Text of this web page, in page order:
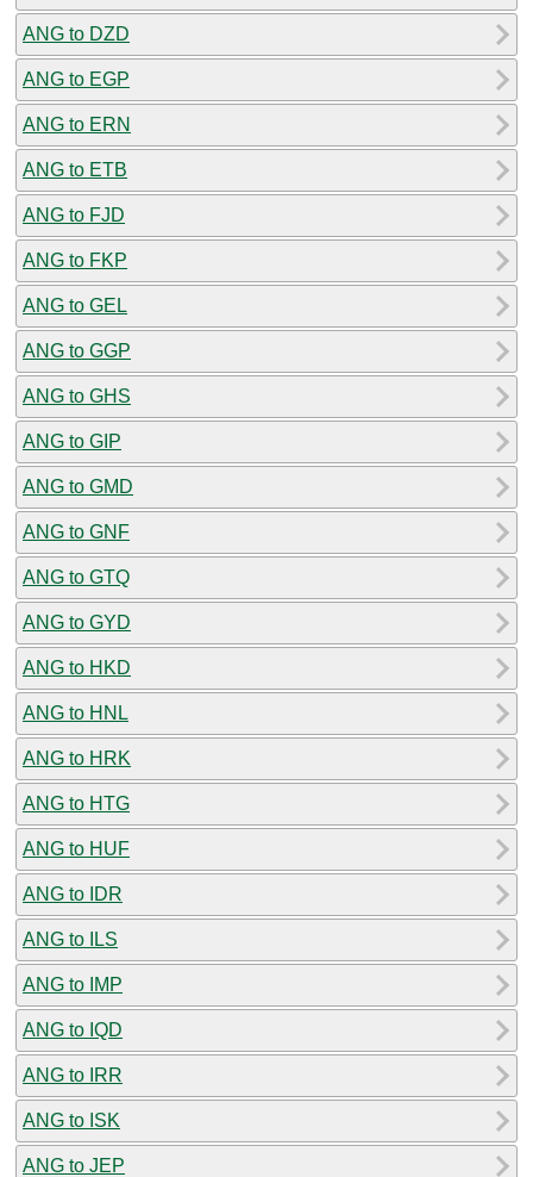
ANG to DZD
ANG to EGP
ANG to ERN
ANG to ETB
ANG to FJD
ANG to FKP
ANG to GEL
ANG to GGP
ANG to GHS
ANG to GIP
ANG to GMD
ANG to GNF
ANG to GTQ
ANG to GYD
ANG to HKD
ANG to HNL
ANG to HRK
ANG to HTG
ANG to HUF
ANG to IDR
ANG to ILS
ANG to IMP
ANG to IQD
ANG to IRR
ANG to ISK
ANG to JEP